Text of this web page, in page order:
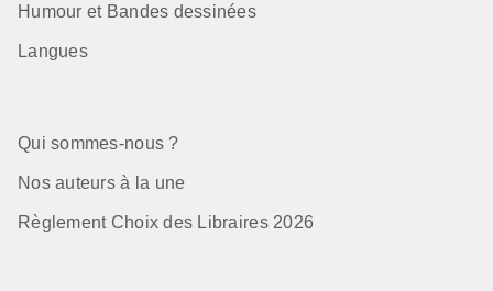
Humour et Bandes dessinées
Langues
Qui sommes-nous ?
Nos auteurs à la une
Règlement Choix des Libraires 2026